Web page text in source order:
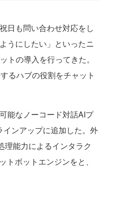
日も問い合わせ対応をし
うにしたい」といったニ
トの導入を行ってきた。
るハブの役割をチャット
能なノーコード対話AIプ
ンアップに追加した。外
能力によるインタラク
ボットエンジンをと、